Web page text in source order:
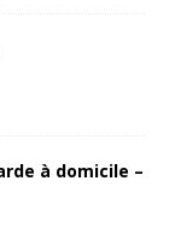
à domicile –